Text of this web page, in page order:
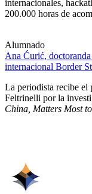
internacionales,
200.000 horas de
Alumnado
Ana Ćurić,
internacional Border
La periodista recibe el
Feltrinelli por la
China, Matters Most